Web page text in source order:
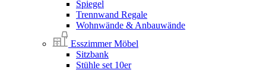
Spiegel
Trennwand Regale
Wohnwände & Anbauwände
Esszimmer Möbel
Sitzbank
Stühle set 10er